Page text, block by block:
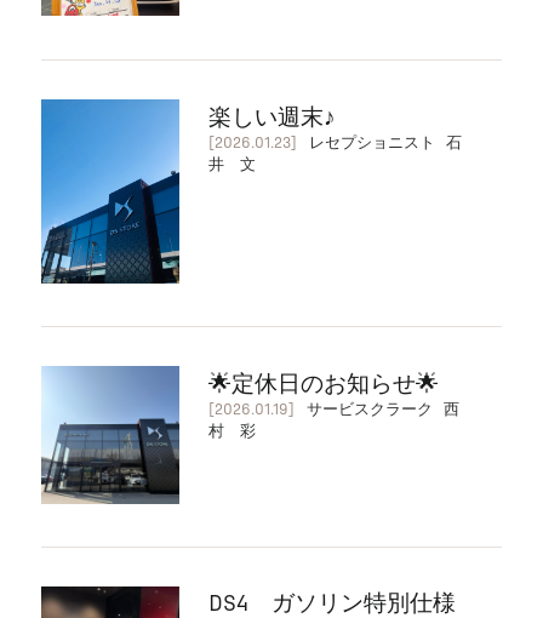
楽しい週末♪
[2026.01.23]
レセプショニスト 石
井 文
🌟定休日のお知らせ🌟
[2026.01.19]
サービスクラーク 西
村 彩
DS4 ガソリン特別仕様